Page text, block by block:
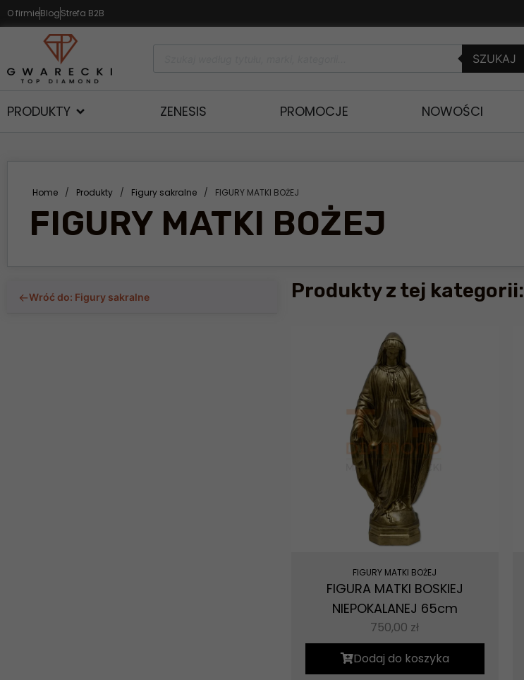
O firmieBlogStrefa B2B
SZUKAJ
PRODUKTY ZENESIS PROMOCJE NOWOŚCI
Home / Produkty / Figury sakralne / FIGURY MATKI BOŻEJ
FIGURY MATKI BOŻEJ
←Wróć do: Figury sakralne Produkty z tej kategorii:
FIGURY MATKI BOŻEJ
FIGURA MATKI BOSKIEJ
NIEPOKALANEJ 65cm
750,00 zł
Dodaj do koszyka